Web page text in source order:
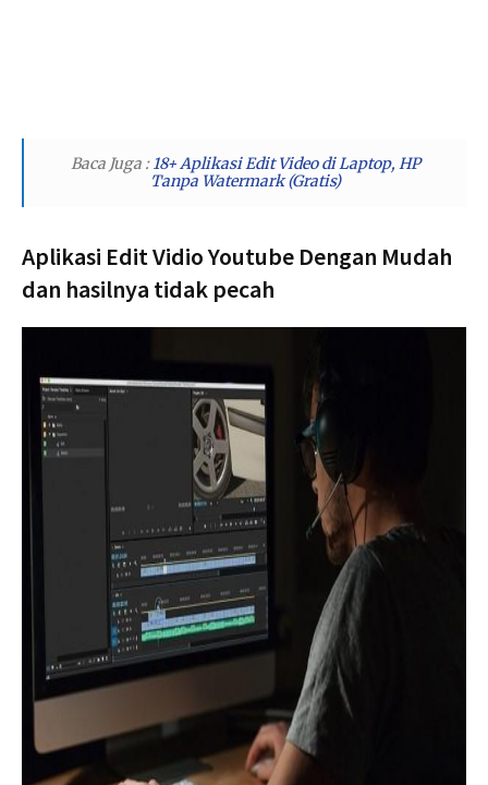
Baca Juga :18+ Aplikasi Edit Video di Laptop, HP
Tanpa Watermark (Gratis)
Aplikasi Edit Vidio Youtube Dengan Mudah
dan hasilnya tidak pecah